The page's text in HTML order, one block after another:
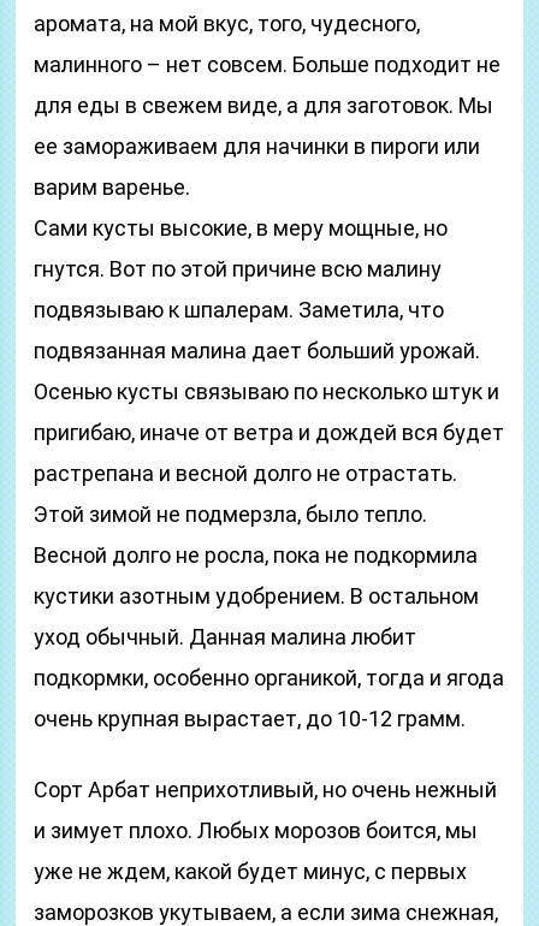
аромата, на мой вкус, того, чудесного,
малинного – нет совсем. Больше подходит не
для еды в свежем виде, а для заготовок. Мы
ее замораживаем для начинки в пироги или
варим варенье.
Сами кусты высокие, в меру мощные, но
гнутся. Вот по этой причине всю малину
подвязываю к шпалерам. Заметила, что
подвязанная малина дает больший урожай.
Осенью кусты связываю по несколько штук и
пригибаю, иначе от ветра и дождей вся будет
растрепана и весной долго не отрастать.
Этой зимой не подмерзла, было тепло.
Весной долго не росла, пока не подкормила
кустики азотным удобрением. В остальном
уход обычный. Данная малина любит
подкормки, особенно органикой, тогда и ягода
очень крупная вырастает, до 10-12 грамм.
Сорт Арбат неприхотливый, но очень нежный
и зимует плохо. Любых морозов боится, мы
уже не ждем, какой будет минус, с первых
заморозков укутываем, а если зима снежная,